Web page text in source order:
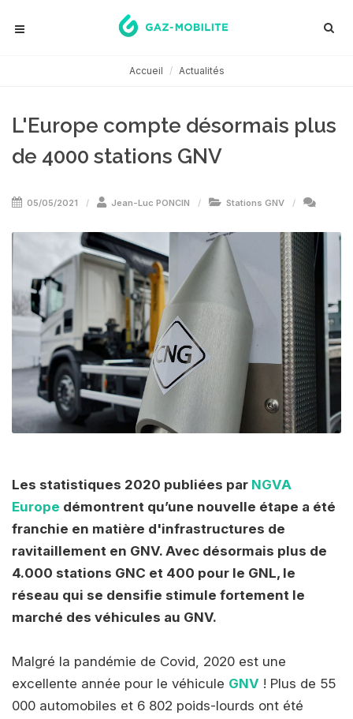
Accueil Actualités
L'Europe compte désormais plus
de 4000 stations GNV
05/05/2021 Jean-Luc PONCIN Stations GNV
Les statistiques 2020 publiées par NGVA
Europe démontrent qu’une nouvelle étape a été
franchie en matière d'infrastructures de
ravitaillement en GNV. Avec désormais plus de
4.000 stations GNC et 400 pour le GNL, le
réseau qui se densifie stimule fortement le
marché des véhicules au GNV.
Malgré la pandémie de Covid, 2020 est une
excellente année pour le véhicule GNV ! Plus de 55
000 automobiles et 6 802 poids-lourds ont été